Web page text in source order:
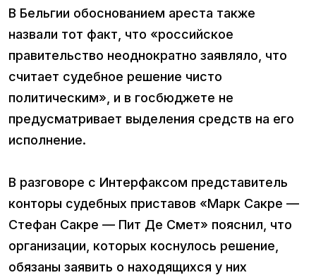
В Бельгии обоснованием ареста также
назвали тот факт, что «российское
правительство неоднократно заявляло, что
считает судебное решение чисто
политическим», и в госбюджете не
предусматривает выделения средств на его
исполнение.
В разговоре с Интерфаксом представитель
конторы судебных приставов «Марк Сакре —
Стефан Сакре — Пит Де Смет» пояснил, что
организации, которых коснулось решение,
обязаны заявить о находящихся у них